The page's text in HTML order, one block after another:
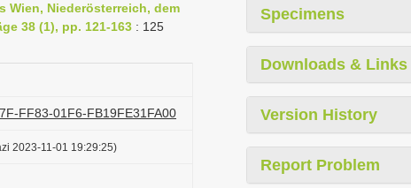
Wien, Niederösterreich, dem
38 (1), pp. 121-163 : 125
FF83-01F6-FB19FE31FA00
2023-11-01 19:29:25)
Specimens
Downloads & Links
Version History
Report Problem